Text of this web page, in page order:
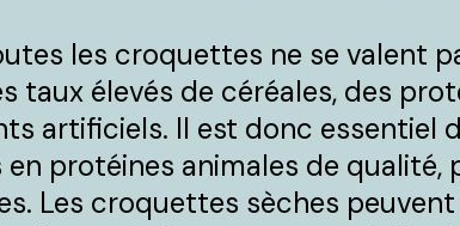
les croquettes ne se valent
taux élevés de céréales, des
artificiels. Il est donc essentiel
protéines animales de qualité,
Les croquettes sèches